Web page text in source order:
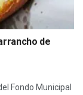
de
Fondo Municipal